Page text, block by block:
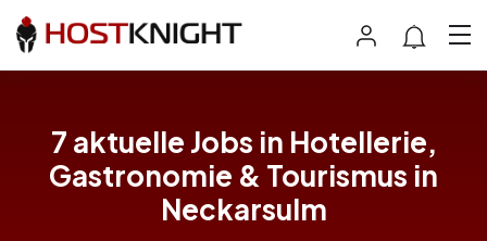
7 aktuelle Jobs in Hotellerie,
Gastronomie & Tourismus in
Neckarsulm